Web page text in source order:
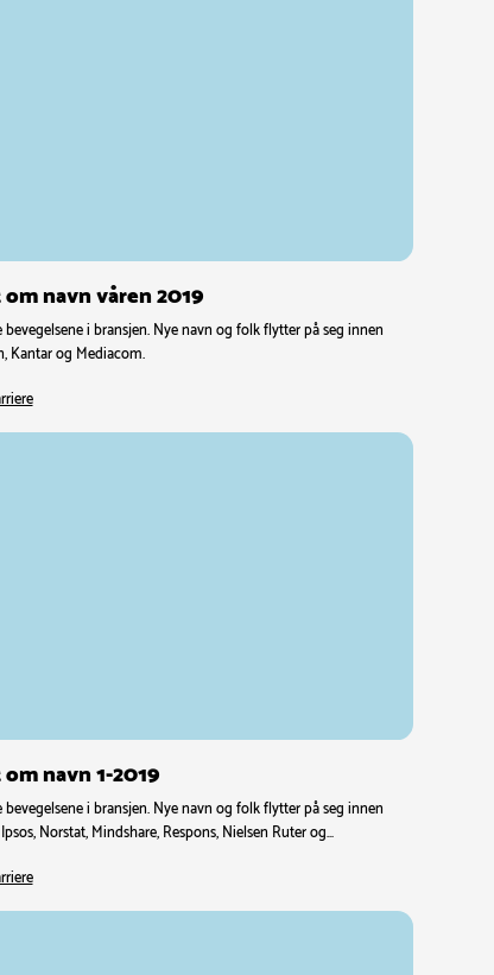
navn våren 2019
bevegelsene i bransjen. Nye navn og folk flytter på seg innen
Kantar og Mediacom.
navn 1-2019
bevegelsene i bransjen. Nye navn og folk flytter på seg innen
Norstat, Mindshare, Respons, Nielsen Ruter og…